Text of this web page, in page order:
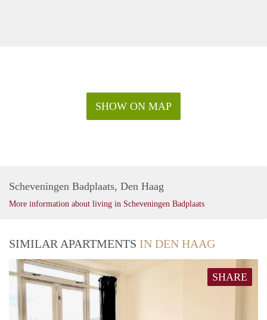
SHOW ON MAP
Scheveningen Badplaats, Den Haag
More information about living in Scheveningen Badplaats
SIMILAR APARTMENTS IN DEN HAAG
SHARE